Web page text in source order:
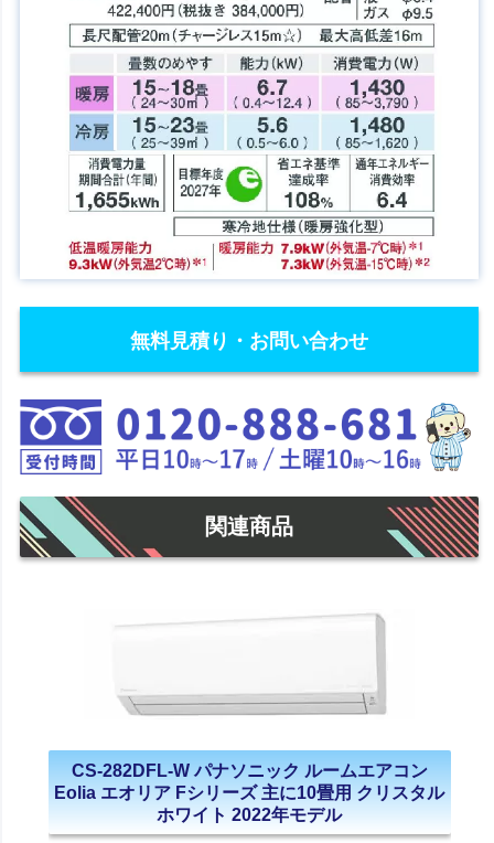
無料見積り・お問い合わせ
関連商品
CS-282DFL-W パナソニック ルームエアコン
Eolia エオリア Fシリーズ 主に10畳用 クリスタル
ホワイト 2022年モデル